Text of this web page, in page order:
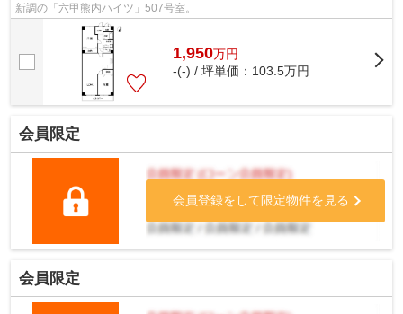
新調の「六甲熊内ハイツ」507号室。
1,950万円
-(-) / 坪単価： 103.5万円
会員限定
会員登録をして限定物件を見る
会員限定